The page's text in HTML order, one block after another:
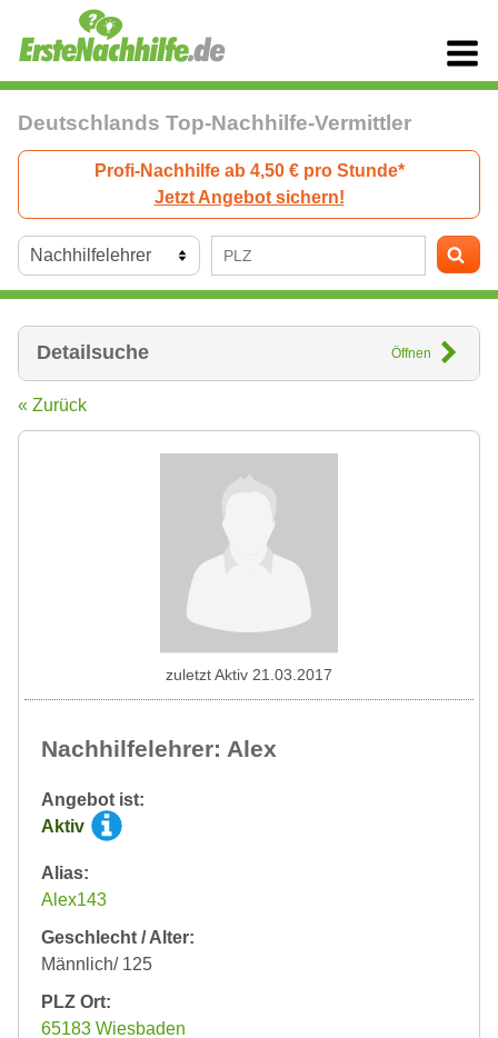
Deutschlands Top-Nachhilfe-Vermittler
Profi-Nachhilfe ab 4,50 € pro Stunde*
Jetzt Angebot sichern!
Detailsuche Öffnen
« Zurück
Nachhilfelehrer: Alex
Angebot ist:
Aktiv
Alias:
Alex143
Geschlecht / Alter:
Männlich/ 125
PLZ Ort:
65183 Wiesbaden
zuletzt Aktiv 21.03.2017